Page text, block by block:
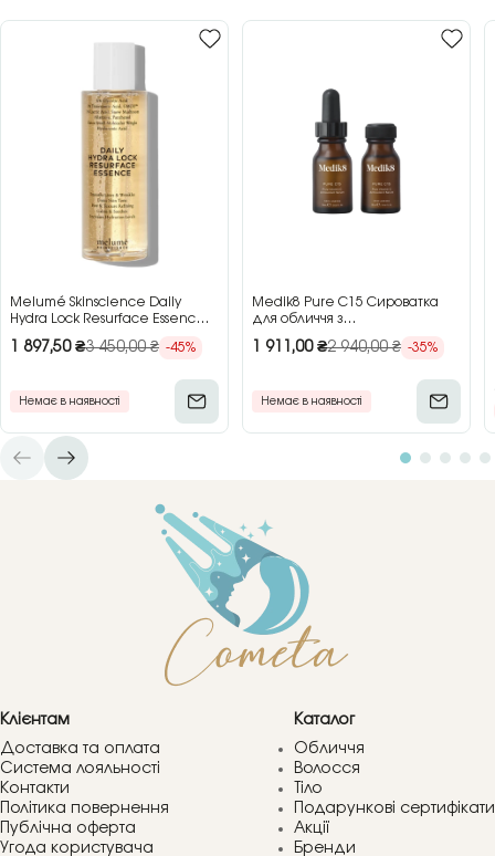
Melumé Skinscience Daily
Hydra Lock Resurface Essence
обличчя з кислотами, 150 мл
1 897,50₴3 450,00₴ -45%
Немає в наявності
Medik8 Pure C15 Сироватка
для обличчя з
2×15 мл
1 911,00₴2 940,00₴ -35%
Немає в наявності
Клієнтам
Доставка та оплата
Система лояльності
Контакти
Політика повернення
Публічна оферта
Угода користувача
Каталог
Обличчя
Волосся
Тіло
Подарункові сертифікати
Акції
Бренди